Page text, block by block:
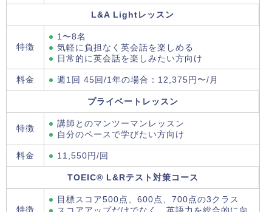
L&A Lightレッスン
特徴
1〜8名
気軽に負担なく英会話を楽しめる
日常的に英会話を楽しみたい方向け
料金 週1回 45回/1年の場合：12,375円〜/月
プライベートレッスン
特徴
講師とのマンツーマンレッスン
自分のペースで学びたい方向け
料金 11,550円/回
TOEIC® L&Rテスト対策コース
特徴
目標スコア500点、600点、700点の3クラス
スコアアップだけでなく、英語力を総合的に向